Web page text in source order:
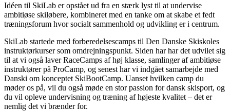
​Idéen til SkiLab er opstået ud fra en stærk lyst til at undervise
ambitiøse skiløbere, kombineret med en tanke om at skabe et fedt
træningsforum hvor socialt sammenhold og udvikling er i centrum.​
SkiLab startede med forberedelsescamps til Den Danske Skiskoles
instruktørkurser som omdrejningspunkt. Siden har har det udvilet sig
til at vi også laver RaceCamps af høj klasse, samlinger af ambitiøse
instruktører på ProCamp, og senest har vi indgået samarbejde med
Danski om konceptet SkiBootCamp. Uanset hvilken camp du
møder os på, vil du også møde en stor passion for dansk skisport, og
du vil opleve undervisning og træning af højeste kvalitet – det er
nemlig det vi brænder for.